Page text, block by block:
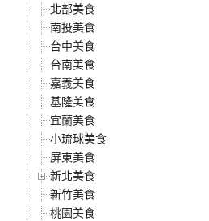
北部美食
南投美食
台中美食
台南美食
嘉義美食
基隆美食
宜蘭美食
小琉球美食
屏東美食
新北美食
新竹美食
桃園美食